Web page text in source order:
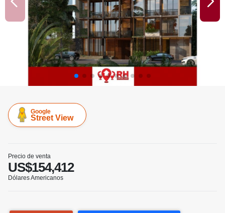
Google
Street View
Precio de venta
US$154,412
Dólares Americanos